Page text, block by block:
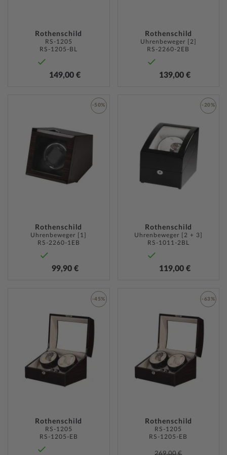
Rothenschild
RS-1205
RS-1205-BL
149,00 €
Rothenschild
Uhrenbeweger [2]
RS-2260-2EB
139,00 €
Rothenschild
Uhrenbeweger [1]
RS-2260-1EB
99,90 €
-50%
Rothenschild
Uhrenbeweger [2 + 3]
RS-1011-2BL
119,00 €
-20%
Rothenschild
RS-1205
RS-1205-EB
-45%
ZUR
HINZUFÜGEN
Rothenschild
RS-1205
RS-1205-EB
269,00 €
-63%
ZUR